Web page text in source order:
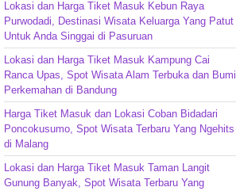
Lokasi dan Harga Tiket Masuk Kebun Raya
Purwodadi, Destinasi Wisata Keluarga Yang Patut
Untuk Anda Singgai di Pasuruan
Lokasi dan Harga Tiket Masuk Kampung Cai
Ranca Upas, Spot Wisata Alam Terbuka dan Bumi
Perkemahan di Bandung
Harga Tiket Masuk dan Lokasi Coban Bidadari
Poncokusumo, Spot Wisata Terbaru Yang Ngehits
di Malang
Lokasi dan Harga Tiket Masuk Taman Langit
Gunung Banyak, Spot Wisata Terbaru Yang